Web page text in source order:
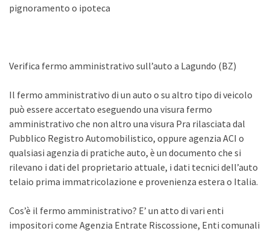
pignoramento o ipoteca
Verifica fermo amministrativo sull’auto a Lagundo (BZ)
Il fermo amministrativo di un auto o su altro tipo di veicolo
può essere accertato eseguendo una visura fermo
amministrativo che non altro una visura Pra rilasciata dal
Pubblico Registro Automobilistico, oppure agenzia ACI o
qualsiasi agenzia di pratiche auto, è un documento che si
rilevano i dati del proprietario attuale, i dati tecnici dell’auto
telaio prima immatricolazione e provenienza estera o Italia.
Cos’è il fermo amministrativo? E’ un atto di vari enti
impositori come Agenzia Entrate Riscossione, Enti comunali